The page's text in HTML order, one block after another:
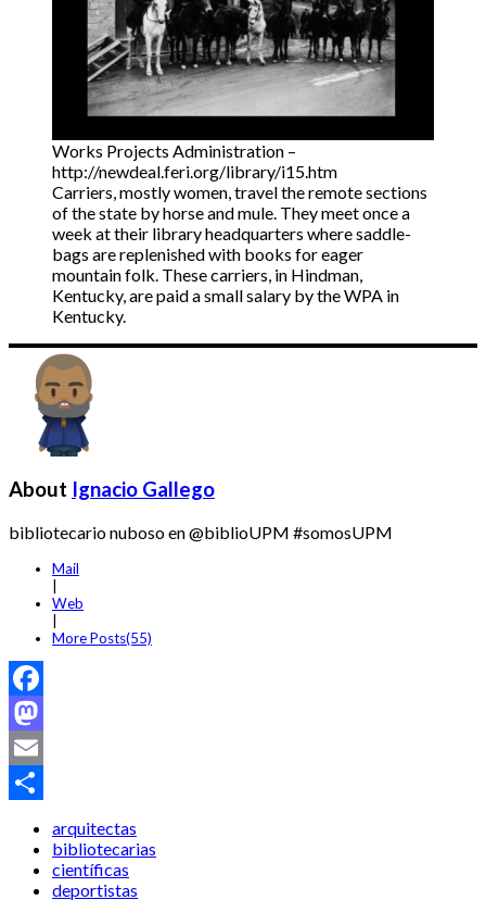
Works Projects Administration –
http://newdeal.feri.org/library/i15.htm
Carriers, mostly women, travel the remote sections
of the state by horse and mule. They meet once a
week at their library headquarters where saddle-
bags are replenished with books for eager
mountain folk. These carriers, in Hindman,
Kentucky, are paid a small salary by the WPA in
Kentucky.
About Ignacio Gallego
bibliotecario nuboso en @biblioUPM #somosUPM
Mail
Web
More Posts(55)
Facebook
Mastodon
Email
arquitectas
bibliotecarias
científicas
deportistas